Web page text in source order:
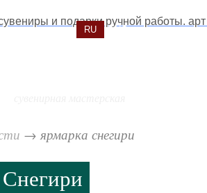
RU ENG
→ярмарка снегири